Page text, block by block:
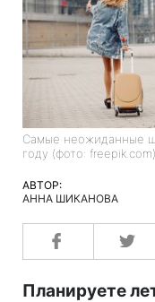
Самые неожиданные
году (фото: freepik.com)
АВТОР:
АННА ШИКАНОВА
Планируете